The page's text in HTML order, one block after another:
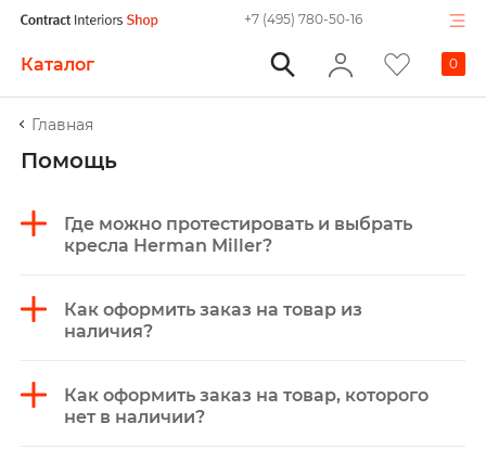
+7 (495) 780-50-16
0
Каталог
Главная
Помощь
Где можно протестировать и выбрать
кресла Herman Miller?
Как оформить заказ на товар из
наличия?
Как оформить заказ на товар, которого
нет в наличии?